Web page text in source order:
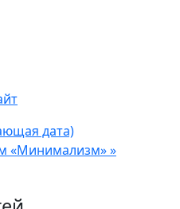
дата)
«Минимализм»»